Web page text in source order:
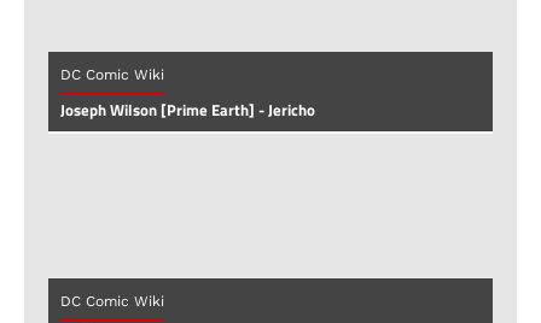
DC Comic Wiki
Joseph Wilson [Prime Earth] - Jericho
DC Comic Wiki